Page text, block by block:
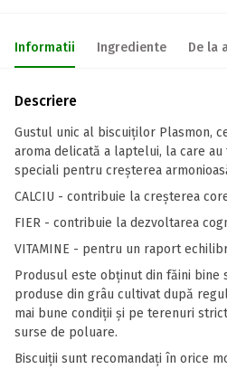
Informatii Ingrediente De la
Descriere
Gustul unic al biscuiților Plasmon,
aroma delicată a laptelui, la care
speciali pentru creșterea
CALCIU - contribuie la creșterea
FIER - contribuie la dezvoltarea
VITAMINE - pentru un raport
Produsul este obținut din făini bine
produse din grâu cultivat după
mai bune condiții și pe terenuri
surse de poluare.
Biscuiții sunt recomandați în orice